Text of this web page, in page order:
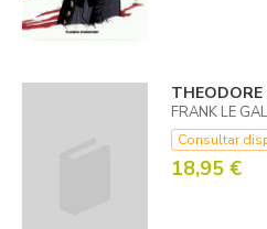
THEODORE
FRANK LE
Consultar
18,95 €